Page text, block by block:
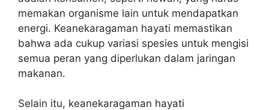
memakan organisme lain untuk mendapatkan
energi. Keanekaragaman hayati memastikan
bahwa ada cukup variasi spesies untuk mengisi
semua peran yang diperlukan dalam jaringan
makanan.
Selain itu, keanekaragaman hayati